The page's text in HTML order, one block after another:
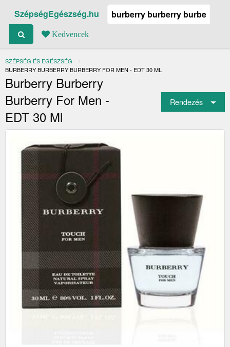
SzépségEgészség.hu
Kedvencek
SZÉPSÉG ÉS EGÉSZSÉG
JELENLEGI:
BURBERRY BURBERRY BURBERRY FOR MEN - EDT 30 ML
Burberry Burberry
Burberry For Men -
EDT 30 Ml
Rendezés